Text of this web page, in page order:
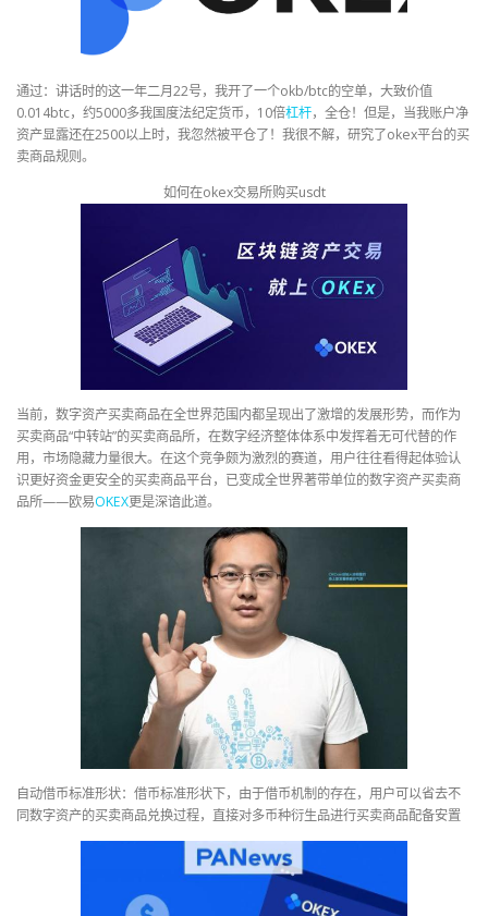
通过：讲话时的这一年二月22号，我开了一个okb/btc的空单，大致价值
0.014btc，约5000多我国度法纪定货币，10倍杠杆，全仓！但是，当我账户净
资产显露还在2500以上时，我忽然被平仓了！我很不解，研究了okex平台的买
卖商品规则。
如何在okex交易所购买usdt
当前，数字资产买卖商品在全世界范围内都呈现出了激增的发展形势，而作为
买卖商品“中转站”的买卖商品所，在数字经济整体体系中发挥着无可代替的作
用，市场隐藏力量很大。在这个竞争颇为激烈的赛道，用户往往看得起体验认
识更好资金更安全的买卖商品平台，已变成全世界著带单位的数字资产买卖商
品所——欧易OKEX更是深谙此道。
自动借币标准形状：借币标准形状下，由于借币机制的存在，用户可以省去不
同数字资产的买卖商品兑换过程，直接对多币种衍生品进行买卖商品配备安置